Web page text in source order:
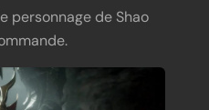
personnage de Shao